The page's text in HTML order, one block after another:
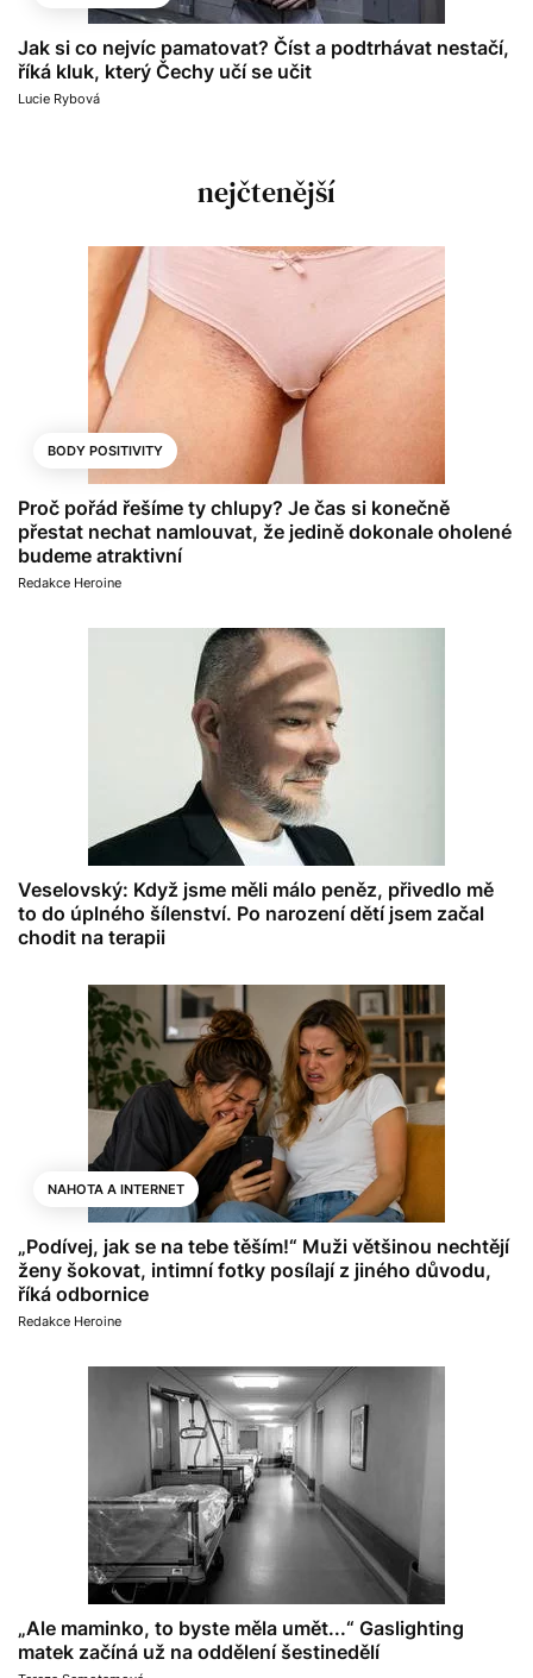
Jak si co nejvíc pamatovat? Číst a podtrhávat nestačí,
říká kluk, který Čechy učí se učit
Lucie Rybová
nejčtenější
BODY POSITIVITY
Proč pořád řešíme ty chlupy? Je čas si konečně
přestat nechat namlouvat, že jedině dokonale oholené
budeme atraktivní
Redakce Heroine
Veselovský: Když jsme měli málo peněz, přivedlo mě
to do úplného šílenství. Po narození dětí jsem začal
chodit na terapii
NAHOTA A INTERNET
„Podívej, jak se na tebe těším!“ Muži většinou nechtějí
ženy šokovat, intimní fotky posílají z jiného důvodu,
říká odbornice
Redakce Heroine
„Ale maminko, to byste měla umět...“ Gaslighting
matek začíná už na oddělení šestinedělí